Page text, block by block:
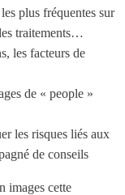
plus fréquentes sur
traitements…
les facteurs de
de « people »
les risques liés aux
de conseils
images cette